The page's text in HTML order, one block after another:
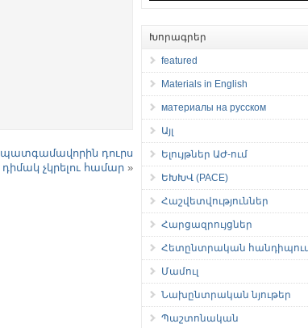
պատգամավորին դուրս
դիմակ չկրելու համար »
Խորագրեր
featured
Materials in English
материалы на русском
Այլ
Ելույթներ ԱԺ-ում
ԵԽԽՎ (PACE)
Հաշվետվություններ
Հարցազրույցներ
Հետընտրական
Մամուլ
Նախընտրական նյութեր
Պաշտոնական